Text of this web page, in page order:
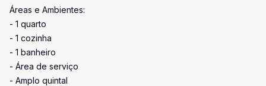
Áreas e Ambientes:
- 1 quarto
- 1 cozinha
- 1 banheiro
- Área de serviço
- Amplo quintal